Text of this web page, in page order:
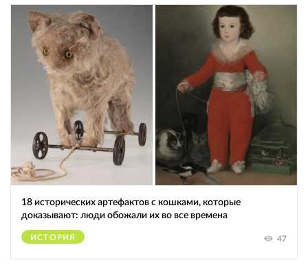
18 исторических артефактов с кошками, которые
доказывают: люди обожали их во все времена
ИСТОРИЯ 47